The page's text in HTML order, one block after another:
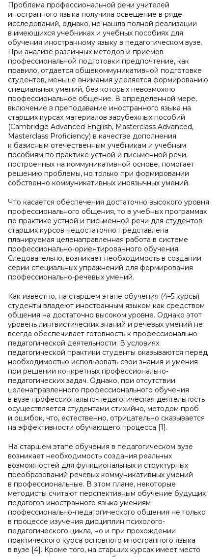
Проблема профессиональной речи учителей
иностранного языка получила освещение в ряде
исследований, однако, не нашла полной реализации
в имеющихся учебниках и учебных пособиях для
обучения иностранному языку в педагогическом вузе.
При анализе различных методов и приемов
профессиональной подготовки предпочтение, как
правило, отдается общекоммуникативной подготовке
студентов, меньше внимания уделяется формированию
специальных умений, без которых невозможно
профессиональное общение. В определенной мере,
включение в преподавание иностранного языка на
старших курсах материалов зарубежных пособий
(Cambridge Advanced English, Masterclass Advanced,
Masterclass Proficiency) в качестве дополнения
к базисным отечественным учебникам и учебным
пособиям по практике устной и письменной речи,
построенных на коммуникативной основе, помогает
решению проблемы, но только при формировании
собственно коммуникативных иноязычных умений.
Что касается обеспечения достаточно высокого уровня
профессионального общения, то в учебных программах
по практике устной и письменной речи для студентов
старших курсов недостаточно представлена
планируемая целенаправленная работа в системе
профессионально-ориентированного обучения.
Следовательно, возникает необходимость в создании
серии специальных упражнений для формирования
профессионально-речевых умений.
Как известно, на старшем этапе обучения (4–5 курсы)
студенты владеют иностранным языком как средством
общения на достаточно высоком уровне. Однако этот
уровень лингвистических знаний и речевых умений не
всегда обеспечивает готовность к профессионально-
педагогической деятельности. В условиях
педагогической практики студенты оказываются перед
необходимостью использовать свои знания и умения
при решении конкретных профессионально-
педагогических задач. Однако, при отсутствии
целенаправленного профессионального обучения
в вузе профессионально-педагогическая деятельность
осуществляется студентами стихийно, методом проб
и ошибок, что, естественно, отрицательно сказывается
на эффективности обучающего процесса [1].
На старшем этапе обучения в педагогическом вузе
возникает необходимость создания реальных
возможностей для функциональных и структурных
преобразований речевых коммуникативных умений
в профессиональные. В этом плане, некоторые
методисты считают перспективным обучение будущих
педагогов иностранного языка умениям
профессионально-педагогического общения не только
в процессе изучения дисциплин психолого-
педагогического цикла, но и при прохождении
практического курса основного иностранного языка
в вузе [4]. Кроме того, на старших курсах имеет место